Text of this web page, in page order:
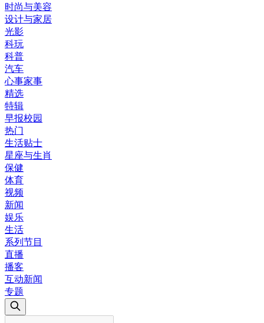
时尚与美容
设计与家居
光影
科玩
科普
汽车
心事家事
精选
特辑
早报校园
热门
生活贴士
星座与生肖
保健
体育
视频
新闻
娱乐
生活
系列节目
直播
播客
互动新闻
专题